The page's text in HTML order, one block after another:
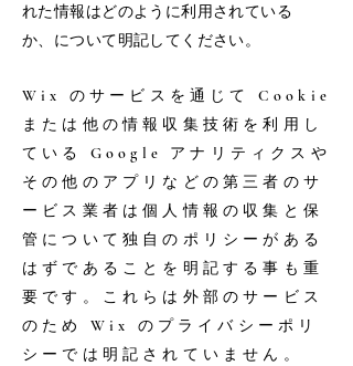
れた情報はどのように利用されている
か、について明記してください。
Wix のサービスを通じて Cookie
または他の情報収集技術を利用し
ている Google アナリティクスや
その他のアプリなどの第三者のサ
ービス業者は個人情報の収集と保
管について独自のポリシーがある
はずであることを明記する事も重
要です。これらは外部のサービス
のため Wix のプライバシーポリ
シーでは明記されていません。